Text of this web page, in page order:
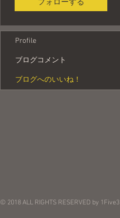
フォローする
Profile
ブログコメント
ブログへのいいね！
© 2018 ALL RIGHTS RESERVED by